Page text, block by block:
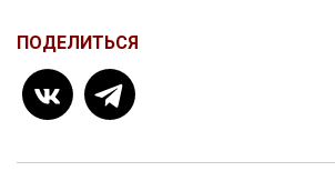
ПОДЕЛИТЬСЯ